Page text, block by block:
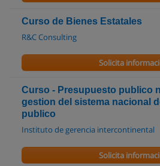
Curso de Bienes Estatales
R&C Consulting
Solicita
Curso - Presupuesto publico
gestion del sistema nacional
publico
Instituto de gerencia intercontinental
Solicita